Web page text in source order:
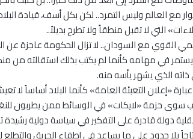
مع العالم وليس التمرد.. لكن بكل أسف، قيادة
التي لا تقبل منطقاً ولا تطرح بديلاً..
القوي مع السودان.. لا تزال الحكومة عاجزة عن
في مهامه كأنما لم يكتب بذلك استقالته من
ذاته الذي يشهر يأسه منه.
«إعلان التعبئة العامة» كأنما البلاد أساساً لا
سوى حزمة «لايكات» في الوسائط ممن يطربون
دولة قادرة على التفكير في سياسة دولية رشيدة
بلا حدود على ما يساعد في إطفاء الحريق والتطلع